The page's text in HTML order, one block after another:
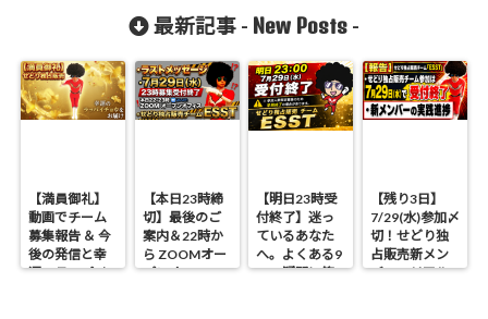
最新記事 - New Posts -
【満員御礼】
動画でチーム
募集報告 ＆ 今
後の発信と幸
運のラッパイ
【本日23時締
切】最後のご
案内＆22時か
ら ZOOMオー
プンオフィス
【明日23時受
付終了】迷っ
ているあなた
へ。よくある9
つの疑問に答
【残り3日】
7/29(水)参加〆
切！せどり独
占販売新メン
バーのリアル